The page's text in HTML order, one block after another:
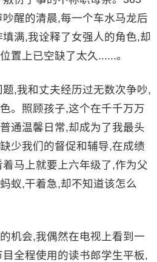
醒的清晨,每一个车水马龙后
满,我诠释了女强人的角色,却
置上已空缺了太久......。
,我和丈夫经历过无数次争吵,
。照顾孩子,这个在千千万万
通温馨日常,却成为了我最头
少我们的督促和辅导,在成绩
马上就要上六年级了,作为父
蚁,干着急,却不知道该怎么
会,我偶然在电视上看到一
全程使用的读书郎学生平板,